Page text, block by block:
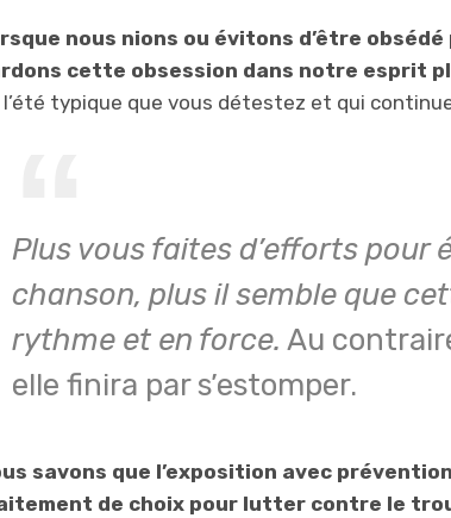
nous nions ou évitons d’être
cette obsession dans notre esprit
l’été typique que vous détestez et qui
Plus vous faites d’efforts pour
chanson, plus il semble que
rythme et en force. Au
elle finira par s’estomper.
savons que l’exposition avec
de choix pour lutter contre le